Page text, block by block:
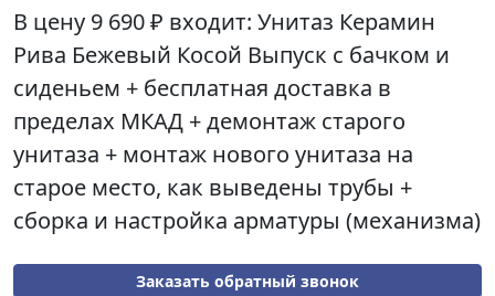
В цену 9 690 ₽ входит: Унитаз Керамин
Рива Бежевый Косой Выпуск с бачком и
сиденьем + бесплатная доставка в
пределах МКАД + демонтаж старого
унитаза + монтаж нового унитаза на
старое место, как выведены трубы +
сборка и настройка арматуры (механизма)
Заказать обратный звонок